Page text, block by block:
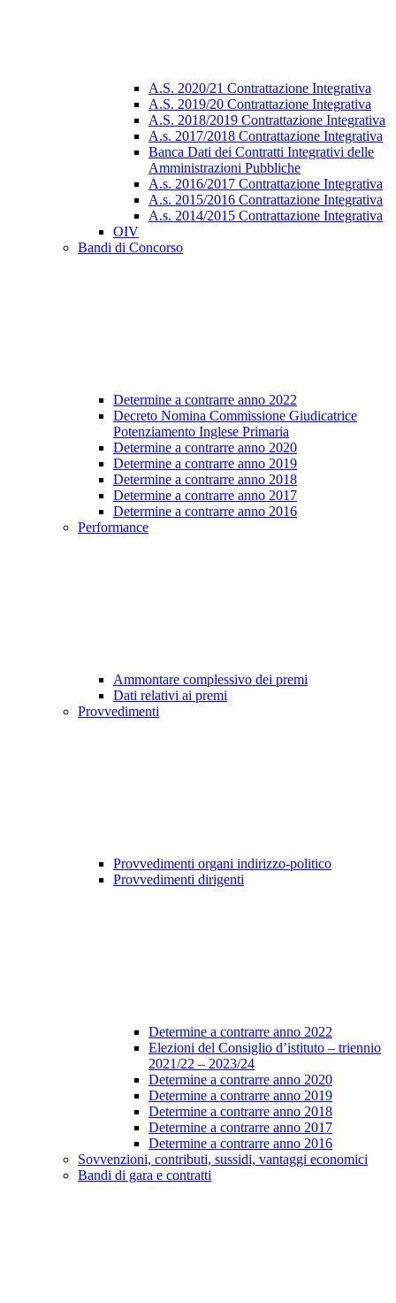
A.S. 2020/21 Contrattazione Integrativa
A.S. 2019/20 Contrattazione Integrativa
A.S. 2018/2019 Contrattazione Integrativa
A.s. 2017/2018 Contrattazione Integrativa
Banca Dati dei Contratti Integrativi delle
Amministrazioni Pubbliche
A.s. 2016/2017 Contrattazione Integrativa
A.s. 2015/2016 Contrattazione Integrativa
A.s. 2014/2015 Contrattazione Integrativa
OIV
Bandi di Concorso
Determine a contrarre anno 2022
Decreto Nomina Commissione Giudicatrice
Potenziamento Inglese Primaria
Determine a contrarre anno 2020
Determine a contrarre anno 2019
Determine a contrarre anno 2018
Determine a contrarre anno 2017
Determine a contrarre anno 2016
Performance
Ammontare complessivo dei premi
Dati relativi ai premi
Provvedimenti
Provvedimenti organi indirizzo-politico
Provvedimenti dirigenti
Determine a contrarre anno 2022
Elezioni del Consiglio d’istituto – triennio
2021/22 – 2023/24
Determine a contrarre anno 2020
Determine a contrarre anno 2019
Determine a contrarre anno 2018
Determine a contrarre anno 2017
Determine a contrarre anno 2016
Sovvenzioni, contributi, sussidi, vantaggi economici
Bandi di gara e contratti